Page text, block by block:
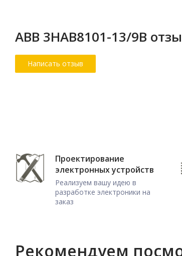
ABB 3HAB8101-13/9B
Проектирование
электронных устройств
Реализуем вашу идею в
разработке электроники на
заказ
Рекомендуем